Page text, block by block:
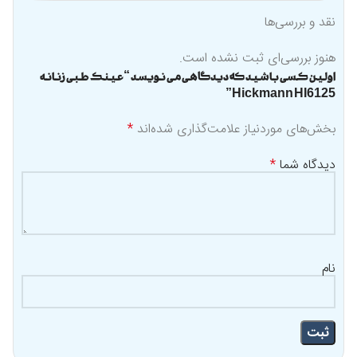
نقد و بررسی‌ها
هنوز بررسی‌ای ثبت نشده است.
اولین کسی باشید که دیدگاهی می نویسد “عینک طبی زنانه
Hickmann HI6125”
بخش‌های موردنیاز علامت‌گذاری شده‌اند *
دیدگاه شما*
نام